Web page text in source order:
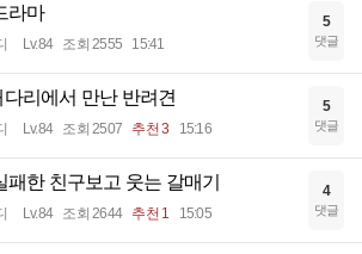
라마
Lv.84 조회 2555 15:41
5
댓글
리에서 만난 반려견
Lv.84 조회 2507 추천 3 15:16
5
댓글
패한 친구보고 웃는 갈매기
Lv.84 조회 2644 추천 1 15:05
4
댓글